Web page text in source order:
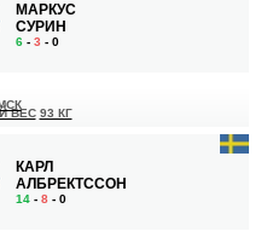
МАРКУС
СУРИН
6 - 3 - 0
ВЕС 93 КГ
КАРЛ
АЛБРЕКТССОН
14 - 8 - 0